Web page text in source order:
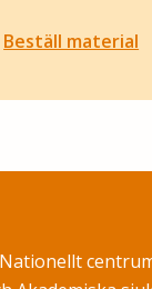
Beställ material